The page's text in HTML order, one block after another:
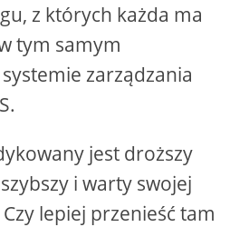
z których każda ma
tym samym
zarządzania
jest droższy
i warty swojej
Czy lepiej przenieść tam